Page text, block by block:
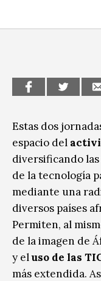
Estas dos
espacio del
diversificando
de la tecnología
mediante una
diversos países
Permiten, al
de la imagen de
y eluso de las
más extendida.